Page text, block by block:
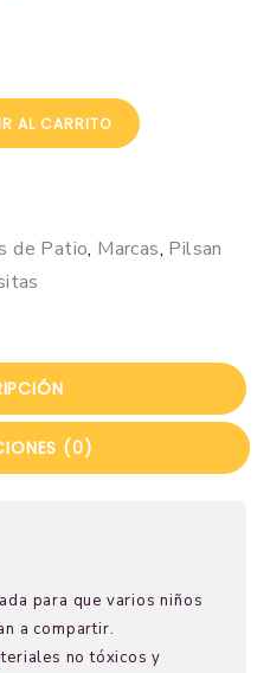
AL CARRITO
de Patio, Marcas, Pilsan
(0)
para que varios niños
a compartir.
no tóxicos y